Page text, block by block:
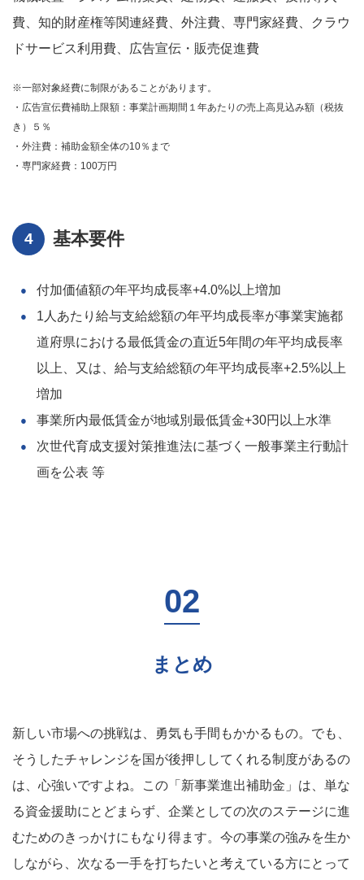
費、知的財産権等関連経費、外注費、専門家経費、クラウ
ドサービス利用費、広告宣伝・販売促進費
※一部対象経費に制限があることがあります。
・広告宣伝費補助上限額：事業計画期間１年あたりの売上高見込み額（税抜
き）５％
・外注費：補助金額全体の10％まで
・専門家経費：100万円
基本要件
付加価値額の年平均成長率+4.0%以上増加
1人あたり給与支給総額の年平均成長率が事業実施都
道府県における最低賃金の直近5年間の年平均成長率
以上、又は、給与支給総額の年平均成長率+2.5%以上
増加
事業所内最低賃金が地域別最低賃金+30円以上水準
次世代育成支援対策推進法に基づく一般事業主行動計
画を公表 等
まとめ
新しい市場への挑戦は、勇気も手間もかかるもの。でも、
そうしたチャレンジを国が後押ししてくれる制度があるの
は、心強いですよね。この「新事業進出補助金」は、単な
る資金援助にとどまらず、企業としての次のステージに進
むためのきっかけにもなり得ます。今の事業の強みを生か
しながら、次なる一手を打ちたいと考えている方にとって